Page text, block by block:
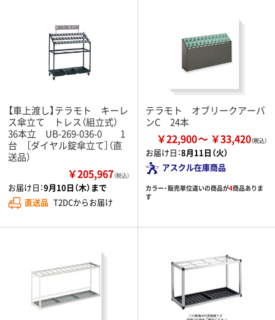
【車上渡し】テラモト キーレ
ス傘立て トレス（組立式）
36本立 UB-269-036-0 1
台 ［ダイヤル錠傘立て］（直
送品）
￥205,967（税込）
お届け日：9月10日（木）まで
直送品 T2DCからお届け
テラモト オブリークアーバ
ンC 24本
￥22,900 ￥33,420
お届け日：8月11日（火）
アスクル在庫商品
カラー・販売単位違いの商品が4商品ありま
す